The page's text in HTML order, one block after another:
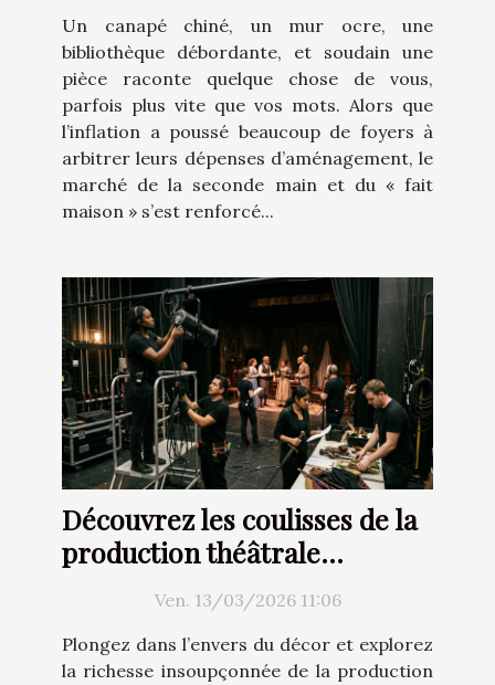
Un canapé chiné, un mur ocre, une
bibliothèque débordante, et soudain une
pièce raconte quelque chose de vous,
parfois plus vite que vos mots. Alors que
l’inflation a poussé beaucoup de foyers à
arbitrer leurs dépenses d’aménagement, le
marché de la seconde main et du « fait
maison » s’est renforcé...
Découvrez les coulisses de la
production théâtrale
moderneVen. 13/03/2026 11:06
Plongez dans l’envers du décor et explorez
la richesse insoupçonnée de la production